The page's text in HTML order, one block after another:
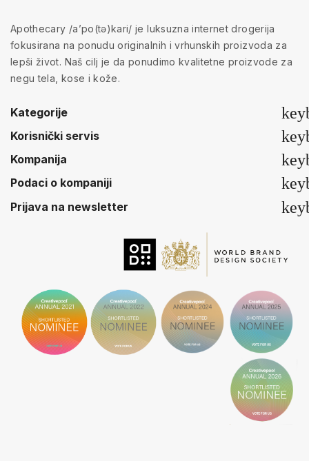
Apothecary /a’po(tə)kari/ je luksuzna internet drogerija
fokusirana na ponudu originalnih i vrhunskih proizvoda za
lepši život. Naš cilj je da ponudimo kvalitetne proizvode za
negu tela, kose i kože.
Kategorije
Korisnički servis
Kompanija
Podaci o kompaniji
Prijava na newsletter